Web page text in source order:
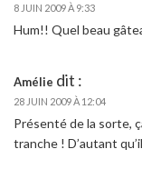
8 JUIN 2009 À 9:33
Hum!! Quel beau
Amélie dit :
28 JUIN 2009 À 12:04
Présenté de la sorte,
tranche ! D’autant